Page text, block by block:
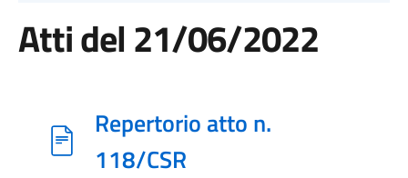
Atti del 21/06/2022
Repertorio atto n.
118/CSR